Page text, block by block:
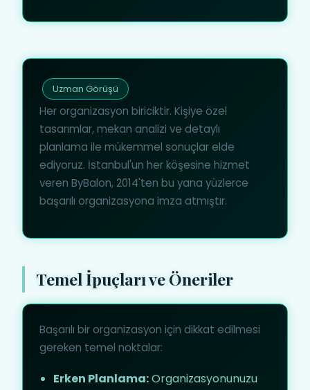
Uzman Görüşü
Her organizasyon biriciktir. Kişiye özel
tasarımlar, mekan analizi ve detaylı
planlama ile mükemmel sonuçlar elde
ediyoruz. İstanbul'un her köşesine hizmet
veren ByBalon, 2014'ten bu yana yüzlerce
başarılı organizasyona imza atmıştır.
Temel İpuçları ve Öneriler
Başarılı bir organizasyon için dikkat edilmesi
gereken temel noktalar:
Erken Planlama:Organizasyonunuzu